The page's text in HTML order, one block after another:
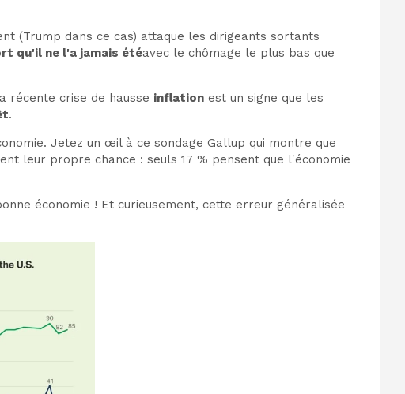
(Trump dans ce cas) attaque les dirigeants sortants
qu'il ne l'a jamais étéavec le chômage le plus bas que
récente crise de hausse inflation est un signe que les
.
Jetez un œil à ce sondage Gallup qui montre que
leur propre chance : seuls 17 % pensent que l'économie
économie ! Et curieusement, cette erreur généralisée